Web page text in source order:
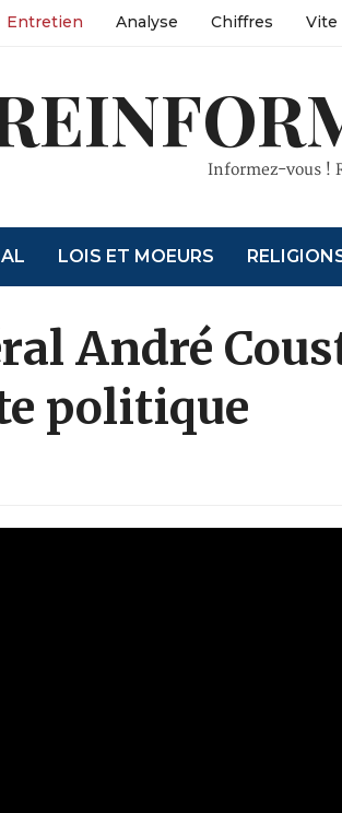
Entretien Analyse Chiffres Vite
Informez-vous !
LOIS ET MOEURS
André
politique